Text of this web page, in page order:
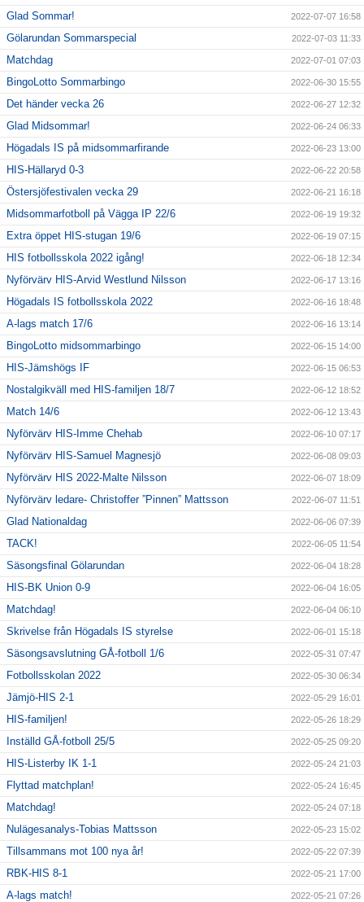
Glad Sommar! 2022-07-07 16:58
Gölarundan Sommarspecial 2022-07-03 11:33
Matchdag 2022-07-01 07:03
BingoLotto Sommarbingo 2022-06-30 15:55
Det händer vecka 26 2022-06-27 12:32
Glad Midsommar! 2022-06-24 06:33
Högadals IS på midsommarfirande 2022-06-23 13:00
HIS-Hällaryd 0-3 2022-06-22 20:58
Östersjöfestivalen vecka 29 2022-06-21 16:18
Midsommarfotboll på Vägga IP 22/6 2022-06-19 19:32
Extra öppet HIS-stugan 19/6 2022-06-19 07:15
HIS fotbollsskola 2022 igång! 2022-06-18 12:34
Nyförvärv HIS-Arvid Westlund Nilsson 2022-06-17 13:16
Högadals IS fotbollsskola 2022 2022-06-16 18:48
A-lags match 17/6 2022-06-16 13:14
BingoLotto midsommarbingo 2022-06-15 14:00
HIS-Jämshögs IF 2022-06-15 06:53
Nostalgikväll med HIS-familjen 18/7 2022-06-12 18:52
Match 14/6 2022-06-12 13:43
Nyförvärv HIS-Imme Chehab 2022-06-10 07:17
Nyförvärv HIS-Samuel Magnesjö 2022-06-08 09:03
Nyförvärv HIS 2022-Malte Nilsson 2022-06-07 18:09
Nyförvärv ledare- Christoffer ”Pinnen” Mattsson 2022-06-07 11:51
Glad Nationaldag 2022-06-06 07:39
TACK! 2022-06-05 11:54
Säsongsfinal Gölarundan 2022-06-04 18:28
HIS-BK Union 0-9 2022-06-04 16:05
Matchdag! 2022-06-04 06:10
Skrivelse från Högadals IS styrelse 2022-06-01 15:18
Säsongsavslutning GÅ-fotboll 1/6 2022-05-31 07:47
Fotbollsskolan 2022 2022-05-30 06:34
Jämjö-HIS 2-1 2022-05-29 16:01
HIS-familjen! 2022-05-26 18:29
Inställd GÅ-fotboll 25/5 2022-05-25 09:20
HIS-Listerby IK 1-1 2022-05-24 21:03
Flyttad matchplan! 2022-05-24 16:45
Matchdag! 2022-05-24 07:18
Nulägesanalys-Tobias Mattsson 2022-05-23 15:02
Tillsammans mot 100 nya år! 2022-05-22 07:39
RBK-HIS 8-1 2022-05-21 17:00
A-lags match! 2022-05-21 07:26